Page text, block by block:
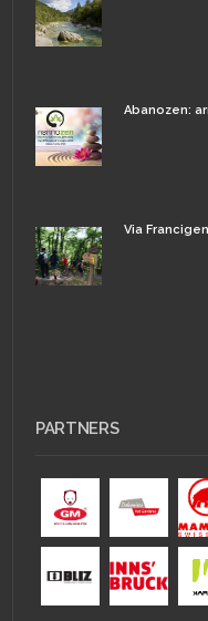
Abanozen:
Via
PARTNERS